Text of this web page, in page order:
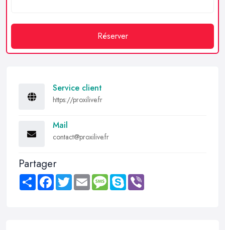
Réserver
Service client
https://proxilive.fr
Mail
contact@proxilive.fr
Partager
Share FacebookTwitter Email MessageSkype